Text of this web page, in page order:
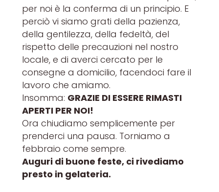
per noi è la conferma di un principio. E
perciò vi siamo grati della pazienza,
della gentilezza, della fedeltà, del
rispetto delle precauzioni nel nostro
locale, e di averci cercato per le
consegne a domicilio, facendoci fare il
lavoro che amiamo.
Insomma: GRAZIE DI ESSERE RIMASTI
APERTI PER NOI!
Ora chiudiamo semplicemente per
prenderci una pausa. Torniamo a
febbraio come sempre.
Auguri di buone feste, ci rivediamo
presto in gelateria.